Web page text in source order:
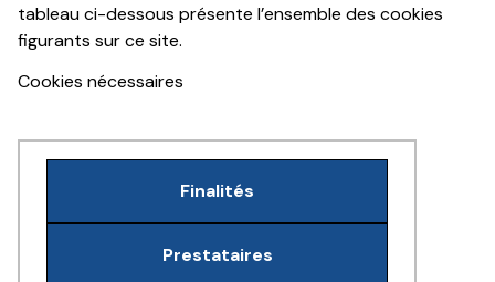
tableau ci-dessous présente l’ensemble des cookies
figurants sur ce site.
Cookies nécessaires
Finalités
Prestataires